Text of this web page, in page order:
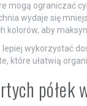
mogą ograniczać
wydaje się
kolorów, aby
wykorzystać
które ułatwią
półek